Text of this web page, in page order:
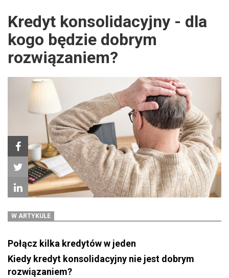
Kredyt konsolidacyjny - dla
kogo będzie dobrym
rozwiązaniem?
W ARTYKULE
Połącz kilka kredytów w jeden
Kiedy kredyt konsolidacyjny nie jest dobrym
rozwiązaniem?